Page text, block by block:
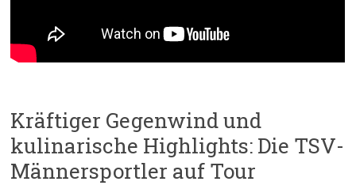
Kräftiger Gegenwind und
kulinarische Highlights: Die TSV-
Männersportler auf Tour